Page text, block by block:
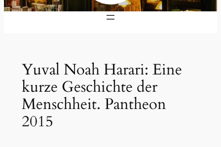
Yuval Noah Harari: Eine
kurze Geschichte der
Menschheit. Pantheon
2015